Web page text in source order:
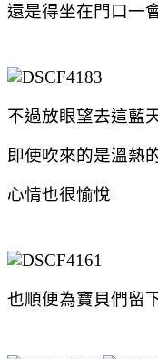
還是得坐在門口一
不過放眼望去這藍
即使吹來的是溫熱
心情也很愉悅
也順便為寶貝們留